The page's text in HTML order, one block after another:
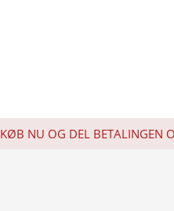
KØB NU OG DEL BETALINGEN